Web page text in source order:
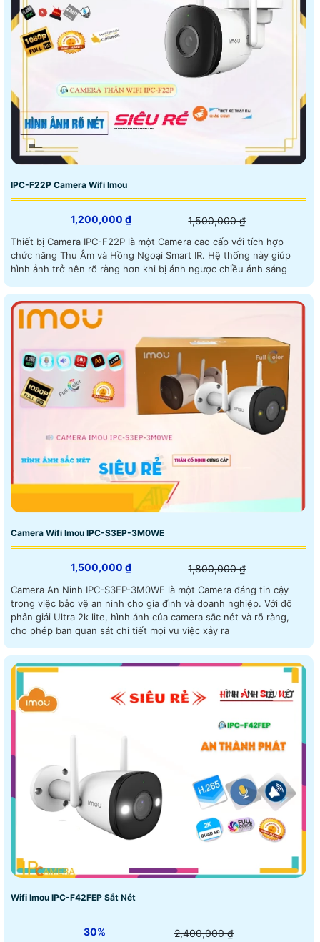
IPC-F22P Camera Wifi Imou
1,200,000 ₫ 1,500,000 ₫
Thiết bị Camera IPC-F22P là một Camera cao cấp với tích hợp
chức năng Thu Âm và Hồng Ngoại Smart IR. Hệ thống này giúp
hình ảnh trở nên rõ ràng hơn khi bị ánh ngược chiều ánh sáng
Camera Wifi Imou IPC-S3EP-3M0WE
1,500,000 ₫ 1,800,000 ₫
Camera An Ninh IPC-S3EP-3M0WE là một Camera đáng tin cậy
trong việc bảo vệ an ninh cho gia đình và doanh nghiệp. Với độ
phân giải Ultra 2k lite, hình ảnh của camera sắc nét và rõ ràng,
cho phép bạn quan sát chi tiết mọi vụ việc xảy ra
Wifi Imou IPC-F42FEP Sắt Nét
30% 2,400,000 ₫